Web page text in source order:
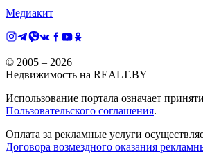
Медиакит
© 2005 – 2026
Недвижимость на REALT.BY
Использование портала означает
Пользовательского соглашения.
Оплата за рекламные услуги
Договора возмездного оказания